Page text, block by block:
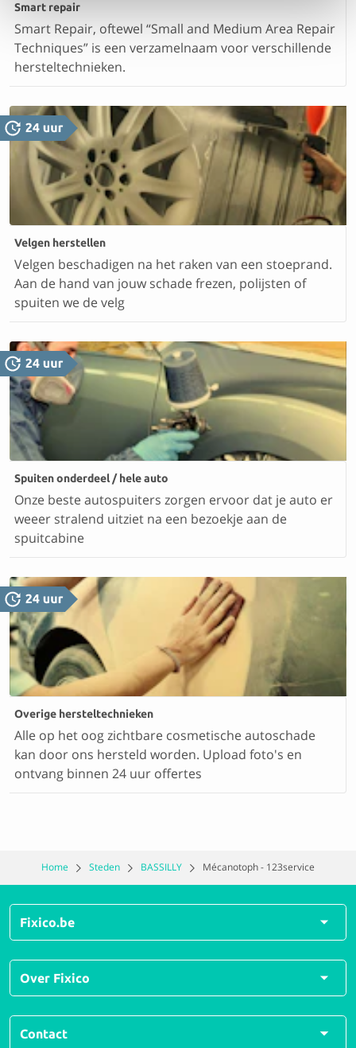
Smart repair
Smart Repair, oftewel “Small and Medium Area Repair
Techniques” is een verzamelnaam voor verschillende
hersteltechnieken.
Velgen herstellen
Velgen beschadigen na het raken van een stoeprand.
Aan de hand van jouw schade frezen, polijsten of
spuiten we de velg
Spuiten onderdeel / hele auto
Onze beste autospuiters zorgen ervoor dat je auto er
weeer stralend uitziet na een bezoekje aan de
spuitcabine
Overige hersteltechnieken
Alle op het oog zichtbare cosmetische autoschade
kan door ons hersteld worden. Upload foto's en
ontvang binnen 24 uur offertes
Home Steden BASSILLY Mécanotoph - 123service
Fixico.be
Alle herstellingen
Alle soorten schades
Veelgestelde vragen
Hoe werkt Fixico?
Over Fixico
Over ons
Contact